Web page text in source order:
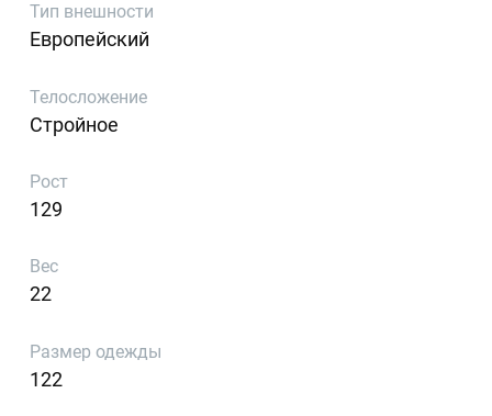
Тип внешности
Европейский
Телосложение
Стройное
Рост
129
Вес
22
Размер одежды
122